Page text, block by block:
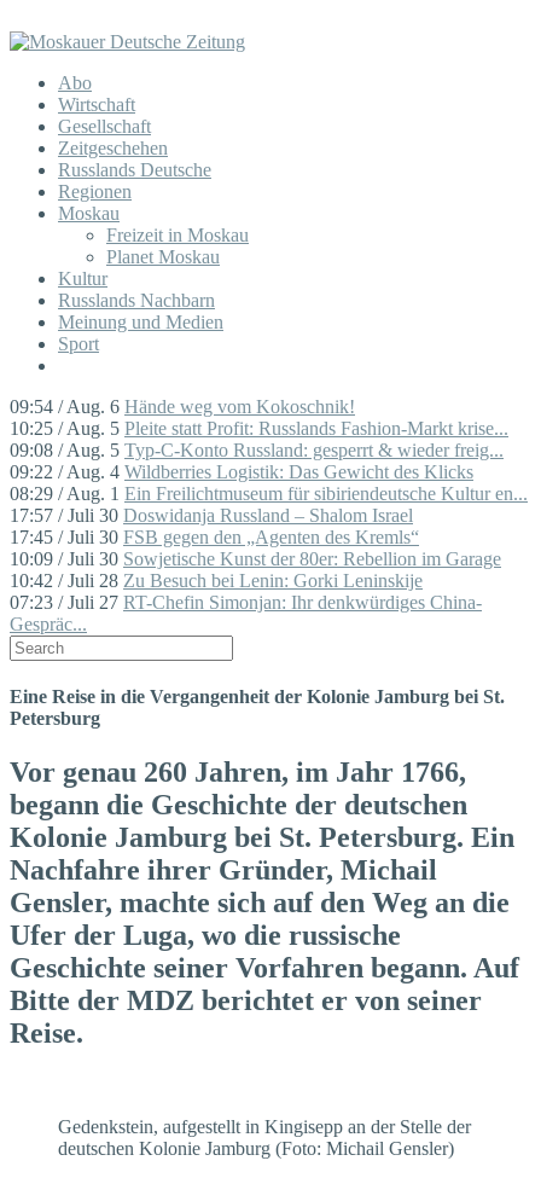
Abo
Wirtschaft
Gesellschaft
Zeitgeschehen
Russlands Deutsche
Regionen
Moskau
Freizeit in Moskau
Planet Moskau
Kultur
Russlands Nachbarn
Meinung und Medien
Sport
09:54 / Aug. 6 Hände weg vom Kokoschnik!
10:25 / Aug. 5 Pleite statt Profit: Russlands Fashion-Markt krise...
09:08 / Aug. 5 Typ-C-Konto Russland: gesperrt & wieder freig...
09:22 / Aug. 4 Wildberries Logistik: Das Gewicht des Klicks
08:29 / Aug. 1 Ein Freilichtmuseum für sibiriendeutsche Kultur en...
17:57 / Juli 30 Doswidanja Russland – Shalom Israel
17:45 / Juli 30 FSB gegen den „Agenten des Kremls“
10:09 / Juli 30 Sowjetische Kunst der 80er: Rebellion im Garage
10:42 / Juli 28 Zu Besuch bei Lenin: Gorki Leninskije
07:23 / Juli 27 RT-Chefin Simonjan: Ihr denkwürdiges China-
Gespräc...
Eine Reise in die Vergangenheit der Kolonie Jamburg bei St.
Petersburg
Vor genau 260 Jahren, im Jahr 1766,
begann die Geschichte der deutschen
Kolonie Jamburg bei St. Petersburg. Ein
Nachfahre ihrer Gründer, Michail
Gensler, machte sich auf den Weg an die
Ufer der Luga, wo die russische
Geschichte seiner Vorfahren begann. Auf
Bitte der MDZ berichtet er von seiner
Reise.
Gedenkstein, aufgestellt in Kingisepp an der Stelle der
deutschen Kolonie Jamburg (Foto: Michail Gensler)